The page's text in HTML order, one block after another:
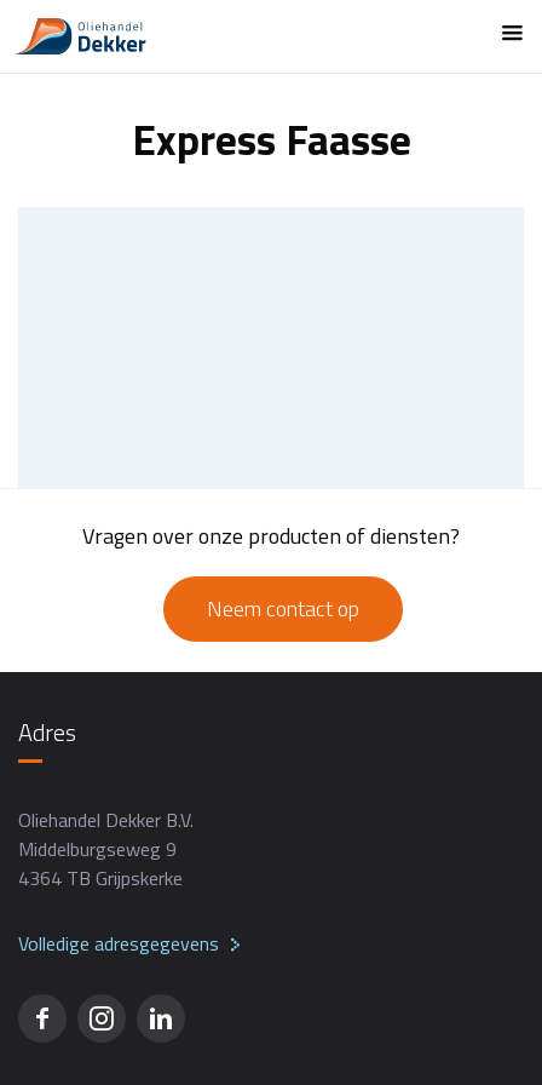
Express Faasse
Vragen over onze producten of diensten?
Neem contact op
Adres
Oliehandel Dekker B.V.
Middelburgseweg 9
4364 TB Grijpskerke
Volledige adresgegevens